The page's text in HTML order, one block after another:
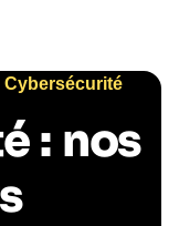
Cybersécurité
: nos